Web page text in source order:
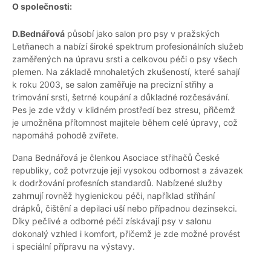
O společnosti:
D.Bednářová působí jako salon pro psy v pražských
Letňanech a nabízí široké spektrum profesionálních služeb
zaměřených na úpravu srsti a celkovou péči o psy všech
plemen. Na základě mnohaletých zkušeností, které sahají
k roku 2003, se salon zaměřuje na precizní střihy a
trimování srsti, šetrné koupání a důkladné rozčesávání.
Pes je zde vždy v klidném prostředí bez stresu, přičemž
je umožněna přítomnost majitele během celé úpravy, což
napomáhá pohodě zvířete.
Dana Bednářová je členkou Asociace střihačů České
republiky, což potvrzuje její vysokou odbornost a závazek
k dodržování profesních standardů. Nabízené služby
zahrnují rovněž hygienickou péči, například stříhání
drápků, čištění a depilaci uší nebo případnou dezinsekci.
Díky pečlivé a odborné péči získávají psy v salonu
dokonalý vzhled i komfort, přičemž je zde možné provést
i speciální přípravu na výstavy.